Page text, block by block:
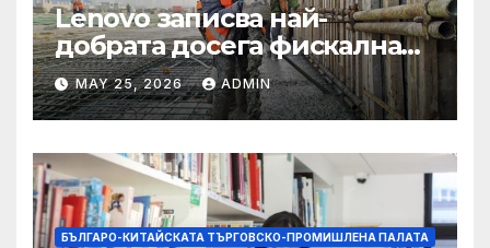
Lenovo записва най-
добрата досега фискална
година
MAY 25, 2026 ADMIN
БЪЛГАРО-КИТАЙСКАТА ТЪРГОВСКО-ПРОМИШЛЕНА ПАЛАТА